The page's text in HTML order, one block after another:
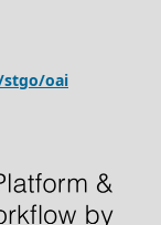
stgo/oai